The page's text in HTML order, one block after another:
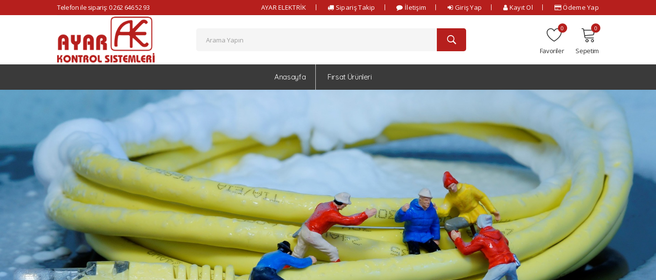
Telefon ile sipariş: 0 262 646 52 93 AYAR ELEKTRİK Sipariş Takip İletişim Giriş Yap Kayıt Ol Ödeme Yap
Favoriler
0
Sepetim
0
Anasayfa Fırsat Ürünleri